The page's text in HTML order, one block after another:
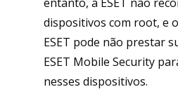
entanto, a ESET não
dispositivos com root, e
ESET pode não prestar
ESET Mobile Security
nesses dispositivos.